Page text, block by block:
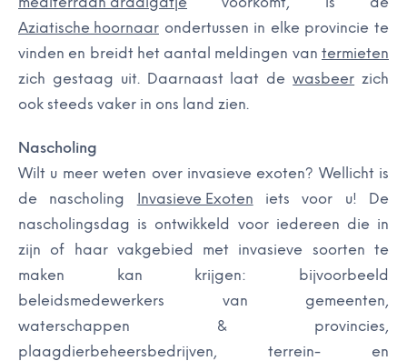
Aziatische hoornaar ondertussen in elke provincie te
vinden en breidt het aantal meldingen van termieten
zich gestaag uit. Daarnaast laat dewasbeer zich
ook steeds vaker in ons land zien.
Nascholing
Wilt u meer weten over invasieve exoten? Wellicht is
de nascholing Invasieve Exoten iets voor u! De
nascholingsdag is ontwikkeld voor iedereen die in
zijn of haar vakgebied met invasieve soorten te
maken kan krijgen: bijvoorbeeld
beleidsmedewerkers van gemeenten,
waterschappen & provincies,
plaagdierbeheersbedrijven, terrein- en